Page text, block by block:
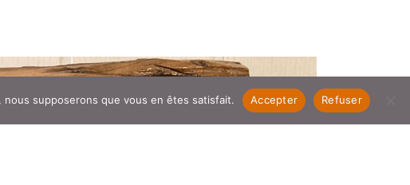
supposerons que vous en êtes satisfait. Accepter Refuser